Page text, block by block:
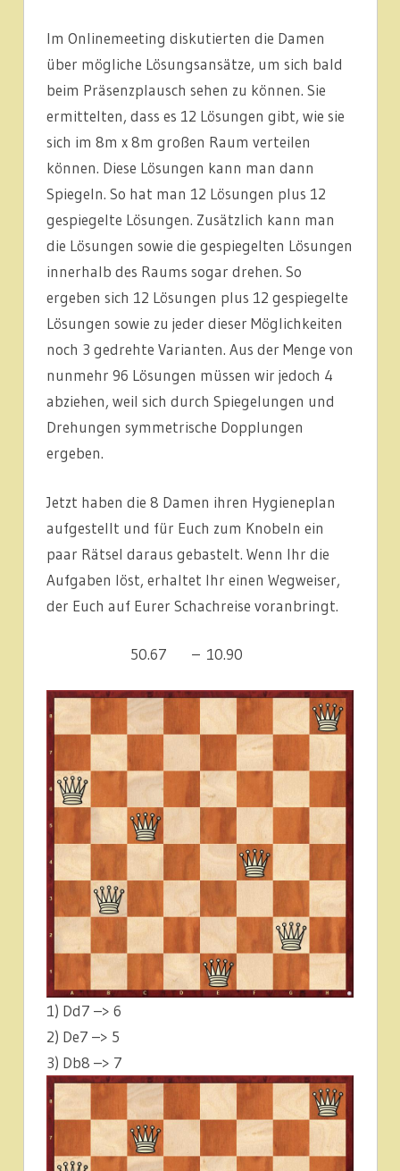
Im Onlinemeeting diskutierten die Damen
über mögliche Lösungsansätze, um sich bald
beim Präsenzplausch sehen zu können. Sie
ermittelten, dass es 12 Lösungen gibt, wie sie
sich im 8m x 8m großen Raum verteilen
können. Diese Lösungen kann man dann
Spiegeln. So hat man 12 Lösungen plus 12
gespiegelte Lösungen. Zusätzlich kann man
die Lösungen sowie die gespiegelten Lösungen
innerhalb des Raums sogar drehen. So
ergeben sich 12 Lösungen plus 12 gespiegelte
Lösungen sowie zu jeder dieser Möglichkeiten
noch 3 gedrehte Varianten. Aus der Menge von
nunmehr 96 Lösungen müssen wir jedoch 4
abziehen, weil sich durch Spiegelungen und
Drehungen symmetrische Dopplungen
ergeben.
Jetzt haben die 8 Damen ihren Hygieneplan
aufgestellt und für Euch zum Knobeln ein
paar Rätsel daraus gebastelt. Wenn Ihr die
Aufgaben löst, erhaltet Ihr einen Wegweiser,
der Euch auf Eurer Schachreise voranbringt.
50.67       – 10.90      
1) Dd7 –> 6
2) De7 –> 5
3) Db8 –> 7